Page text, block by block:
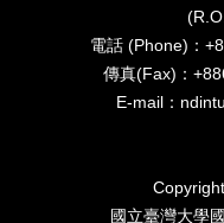
電話 (Phone)：
傳真(Fax)：
E-mail：
國立臺灣⼤學